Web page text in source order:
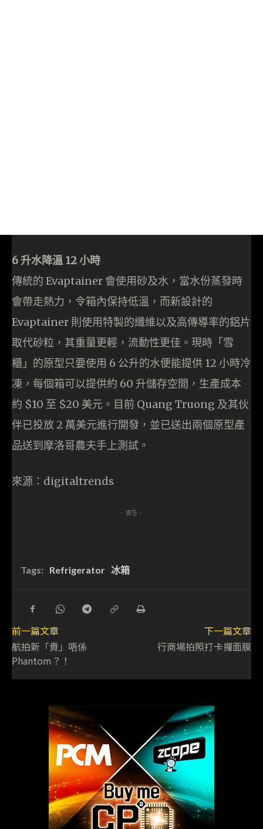
6 升水降溫 12 小時
傳統的 Evaptainer 會使用砂及水，當水份蒸發時
會帶走熱力，令箱內保持低溫，而新設計的
Evaptainer 則使用特製的纖維以及高傳導率的鋁片
取代砂粒，其重量更輕，流動性更佳。現時「雪
櫃」的原型只要使用 6 公升的水便能提供 12 小時冷
凍，每個箱可以提供約 60 升儲存空間，生產成本
約 $10 至 $20 美元。目前 Quang Truong 及其伙
伴已投放 2 萬美元進行開發，並已送出兩個原型產
品送到摩洛哥農夫手上測試。
來源：digitaltrends
- 廣告 -
Tags: Refrigerator 冰箱
前一篇文章
航拍新「貴」唔係
Phantom？！
下一篇文章
行商場拍照打卡攞面膜